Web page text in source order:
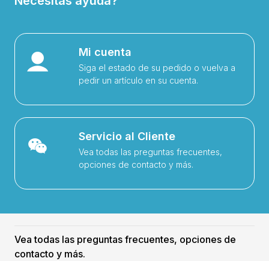
Mi cuenta
Siga el estado de su pedido o vuelva a
pedir un artículo en su cuenta.
Servicio al Cliente
Vea todas las preguntas frecuentes,
opciones de contacto y más.
Vea todas las preguntas frecuentes, opciones de
contacto y más.